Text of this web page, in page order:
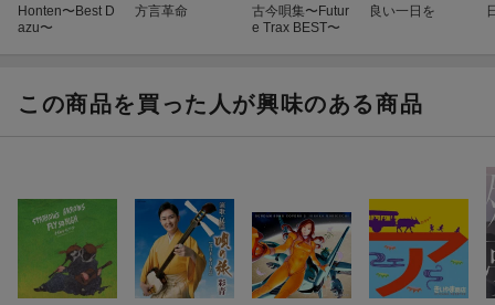
Honten〜Best D
azu〜
方言革命
古今唄集〜Futur
e Trax BEST〜
良い一日を
この商品を買った人が興味のある商品